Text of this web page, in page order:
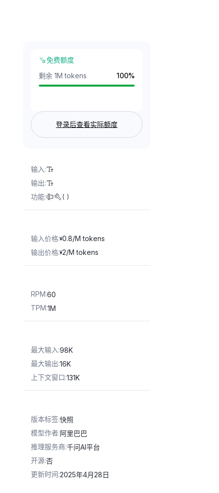
免费额度
剩余 1M tokens
100%
登录后查看实际额度
输入:
输出:
功能:
输入价格:¥0.8/M tokens
输出价格:¥2/M tokens
RPM:60
TPM:1M
最大输入:98K
最大输出:16K
上下文窗口:131K
版本标签:快照
模型作者:阿里巴巴
推理服务商:千问AI平台
开源:否
更新时间:2025年4月28日